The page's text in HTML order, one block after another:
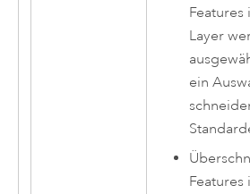
Features
Layer
ein
Features